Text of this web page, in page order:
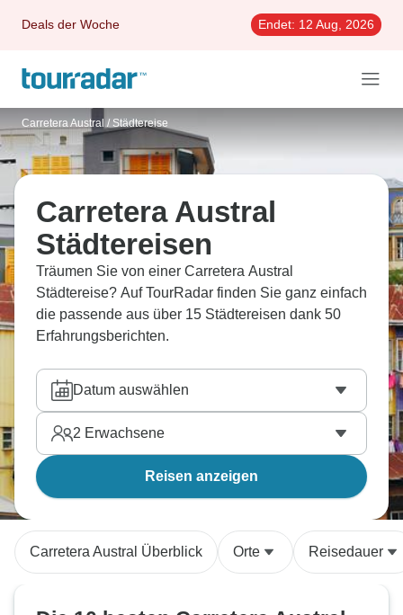
Deals der Woche Endet: 12 Aug, 2026
Carretera Austral / Städtereise
Carretera Austral
Städtereisen
Träumen Sie von einer Carretera Austral
Städtereise? Auf TourRadar finden Sie ganz einfach
die passende aus über 15 Städtereisen dank 50
Erfahrungsberichten.
Datum auswählen
2 Erwachsene
Reisen anzeigen
Carretera Austral Überblick Orte Reisedauer